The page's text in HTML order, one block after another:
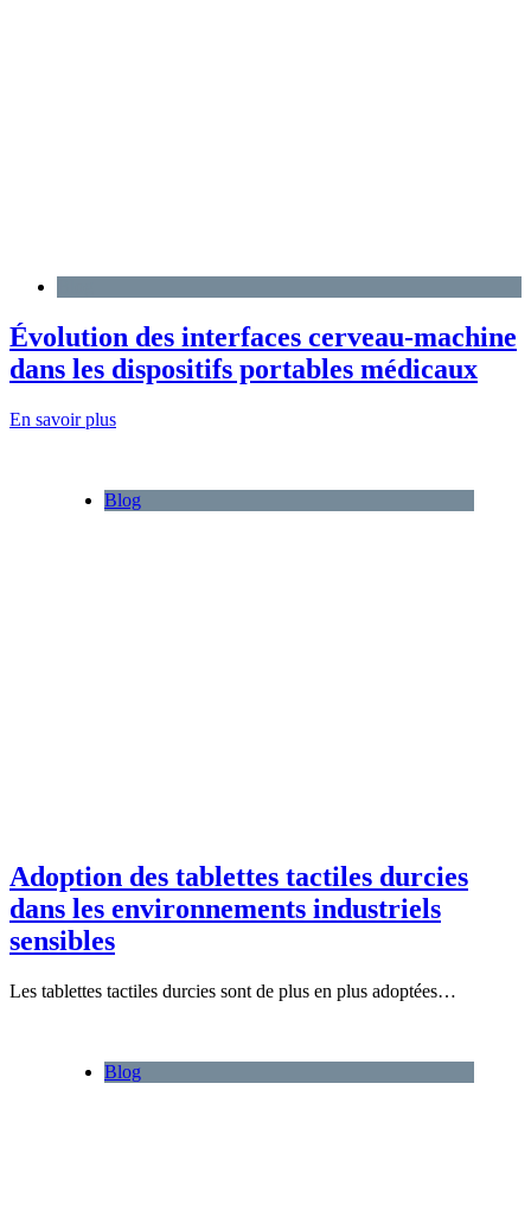
Évolution des interfaces cerveau-machine
dans les dispositifs portables médicaux
En savoir plus
Blog
Adoption des tablettes tactiles durcies
dans les environnements industriels
sensibles
Les tablettes tactiles durcies sont de plus en plus adoptées…
Blog